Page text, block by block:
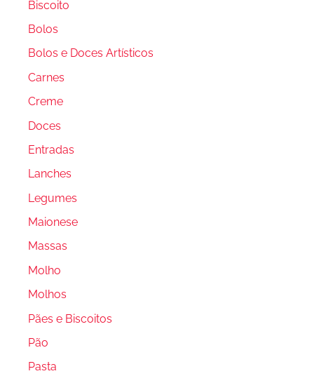
Biscoito
Bolos
Bolos e Doces Artísticos
Carnes
Creme
Doces
Entradas
Lanches
Legumes
Maionese
Massas
Molho
Molhos
Pães e Biscoitos
Pão
Pasta